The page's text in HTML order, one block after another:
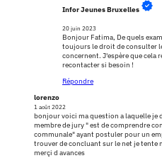
Infor Jeunes Bruxelles
20 juin 2023
Bonjour Fatima, De quels
toujours le droit de consulter
concernent. J'espère que cela
recontacter si besoin !
Répondre
lorenzo
1 août 2022
bonjour voici ma question a laquelle je
membre de jury " est de comprendre
communale" ayant postuler pour un
trouver de concluant sur le net je tente
merçi d avances